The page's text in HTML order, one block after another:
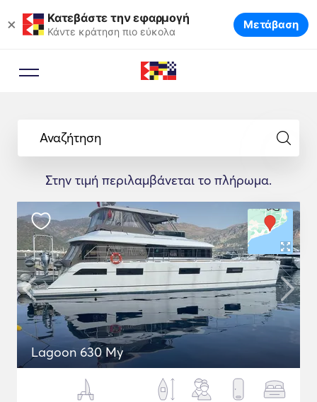
× Κατεβάστε την εφαρμογή
Κάντε κράτηση πιο εύκολα Μετάβαση
Αναζήτηση
Στην τιμή περιλαμβάνεται το πλήρωμα.
Lagoon 630 My